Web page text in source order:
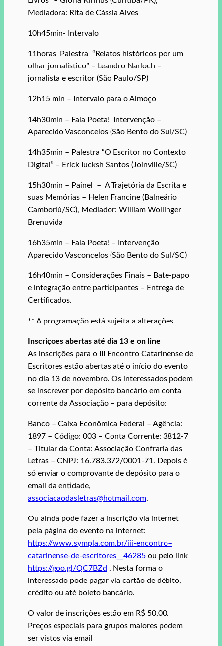
Mediadora: Rita de Cássia Alves
10h45min- Intervalo
11horas Palestra “Relatos históricos por um
olhar jornalístico” – Leandro Narloch –
jornalista e escritor (São Paulo/SP)
12h15 min – Intervalo para o Almoço
14h30min – Fala Poeta! Intervenção –
Aparecido Vasconcelos (São Bento do Sul/SC)
14h35min – Palestra “O Escritor no Contexto
Digital” – Erick Iucksh Santos (Joinville/SC)
15h30min – Painel – A Trajetória da Escrita e
suas Memórias – Helen Francine (Balneário
Camboriú/SC), Mediador: William Wollinger
Brenuvida
16h35min – Fala Poeta! – Intervenção
Aparecido Vasconcelos (São Bento do Sul/SC)
16h40min – Considerações Finais – Bate-papo
e integração entre participantes – Entrega de
Certificados.
** A programação está sujeita a alterações.
Inscriçoes abertas até dia 13 e on line
As inscrições para o III Encontro Catarinense de
Escritores estão abertas até o início do evento
no dia 13 de novembro. Os interessados podem
se inscrever por depósito bancário em conta
corrente da Associação – para depósito:
Banco – Caixa Econômica Federal – Agência:
1897 – Código: 003 – Conta Corrente: 3812-7
– Titular da Conta: Associação Confraria das
Letras – CNPJ: 16.783.372/0001-71. Depois é
só enviar o comprovante de depósito para o
email da entidade,
associacaodasletras@hotmail.com.
Ou ainda pode fazer a inscrição via internet
pela página do evento na internet:
https://www.sympla.com.br/iii-encontro–
catarinense-de-escritores__46285 ou pelo link
https://goo.gl/QC7BZd . Nesta forma o
interessado pode pagar via cartão de débito,
crédito ou até boleto bancário.
O valor de inscrições estão em R$ 50,00.
Preços especiais para grupos maiores podem
ser vistos via email